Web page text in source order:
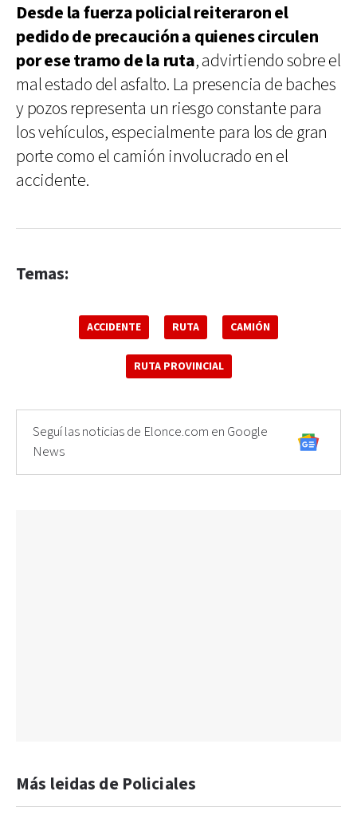
Desde la fuerza policial reiteraron el
pedido de precaución a quienes circulen
por ese tramo de la ruta, advirtiendo sobre el
mal estado del asfalto. La presencia de baches
y pozos representa un riesgo constante para
los vehículos, especialmente para los de gran
porte como el camión involucrado en el
accidente.
Temas:
ACCIDENTE RUTA CAMIÓN
RUTA PROVINCIAL
Seguí las noticias de Elonce.com en Google
News
Más leidas de Policiales